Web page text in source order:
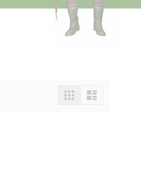
Vizualizeaza
ca
TabelLista